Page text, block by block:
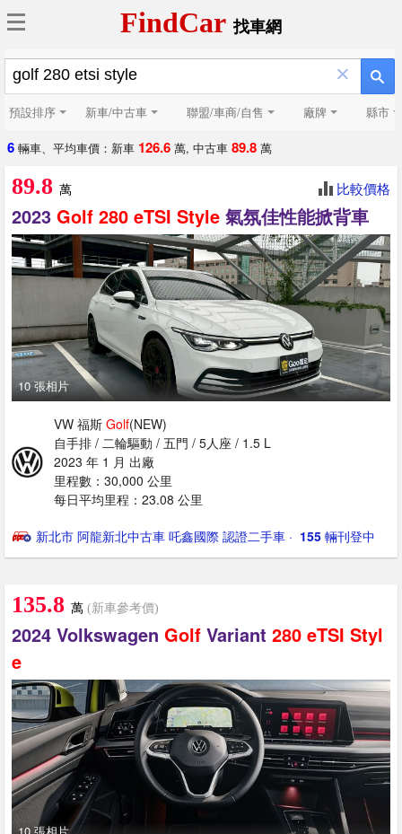
FindCar找車網
×
預設排序 新車/中古車 聯盟/車商/自售 廠牌 縣市
6 輛車、平均車價：新車 126.6 萬, 中古車 89.8 萬
89.8 萬 比較價格
2023 Golf 280 eTSI Style 氣氛佳性能掀背車
10 張相片
VW 福斯 Golf(NEW)
自手排 / 二輪驅動 / 五門 / 5人座 / 1.5 L
2023 年 1 月 出廠
里程數：30,000 公里
每日平均里程：23.08 公里
新北市 阿龍新北中古車 吒鑫國際 認證二手車 · ‎ 155 輛刊登中
135.8 萬 (新車參考價)
2024 Volkswagen Golf Variant 280 eTSI Styl
e